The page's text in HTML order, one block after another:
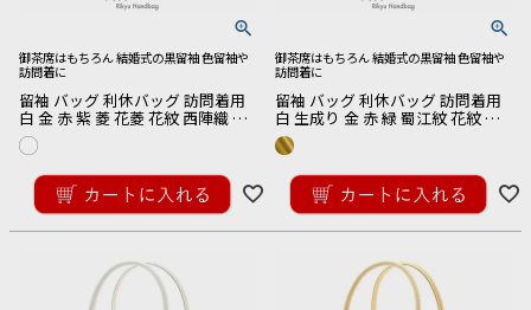
御茶席はもちろん 結婚式の黒留袖 色留袖や
訪問着に
留袖 バッグ 利休バッグ 訪問着用
白 金 赤 紫 菱 花菱 花紋 西陣織 正
絹帯地 日本製 黒留袖 色留袖 訪問
着 礼装用 フォーマル
27,500税込
御茶席はもちろん 結婚式の黒留袖 色留袖や
訪問着に
留袖 バッグ 利休バッグ 訪問着用
白 生成り 金 赤 緑 蜀江紋 花紋 西
陣織 正絹帯地 日本製 黒留袖 色留
袖 訪問着 礼装用 フォーマル
27,500税込